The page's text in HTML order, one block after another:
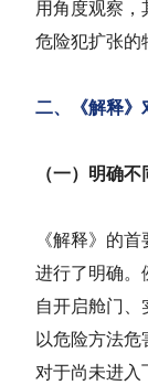
用角度观察
危险犯扩张的
二、《解释》
（一）明确
《解释》的
进行了明确。
自开启舱门、
以危险方法
对于尚未进入